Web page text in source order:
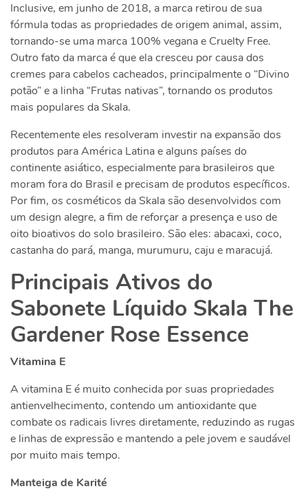
Inclusive, em junho de 2018, a marca retirou de sua
fórmula todas as propriedades de origem animal, assim,
tornando-se uma marca 100% vegana e Cruelty Free.
Outro fato da marca é que ela cresceu por causa dos
cremes para cabelos cacheados, principalmente o “Divino
potão” e a linha “Frutas nativas”, tornando os produtos
mais populares da Skala.
Recentemente eles resolveram investir na expansão dos
produtos para América Latina e alguns países do
continente asiático, especialmente para brasileiros que
moram fora do Brasil e precisam de produtos específicos.
Por fim, os cosméticos da Skala são desenvolvidos com
um design alegre, a fim de reforçar a presença e uso de
oito bioativos do solo brasileiro. São eles: abacaxi, coco,
castanha do pará, manga, murumuru, caju e maracujá.
Principais Ativos do
Sabonete Líquido Skala The
Gardener Rose Essence
Vitamina E
A vitamina E é muito conhecida por suas propriedades
antienvelhecimento, contendo um antioxidante que
combate os radicais livres diretamente, reduzindo as rugas
e linhas de expressão e mantendo a pele jovem e saudável
por muito mais tempo.
Manteiga de Karité